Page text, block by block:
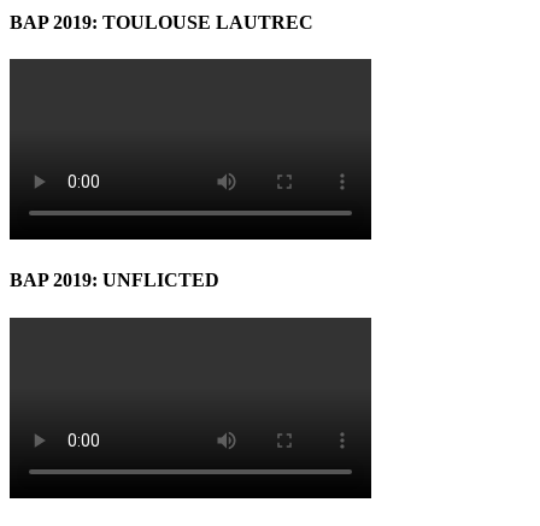
BAP 2019: TOULOUSE LAUTREC
BAP 2019: UNFLICTED